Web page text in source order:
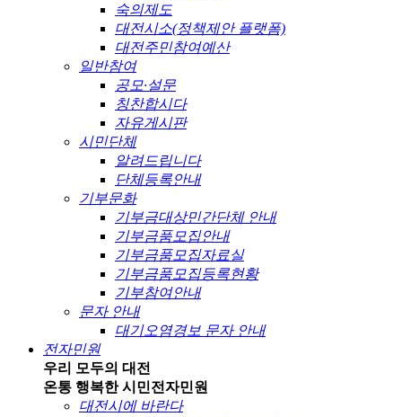
숙의제도
대전시소(정책제안 플랫폼)
대전주민참여예산
일반참여
공모·설문
칭찬합시다
자유게시판
시민단체
알려드립니다
단체등록안내
기부문화
기부금대상민간단체 안내
기부금품모집안내
기부금품모집자료실
기부금품모집등록현황
기부참여안내
문자 안내
대기오염경보 문자 안내
전자민원
우리 모두의 대전
온통 행복한 시민전자민원
대전시에 바란다